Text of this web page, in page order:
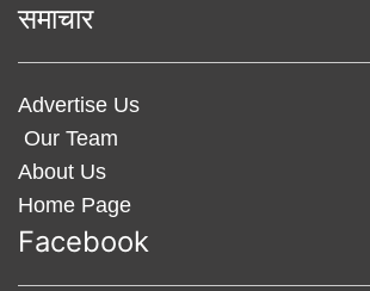
समाचार
Advertise Us
Our Team
About Us
Home Page
Facebook